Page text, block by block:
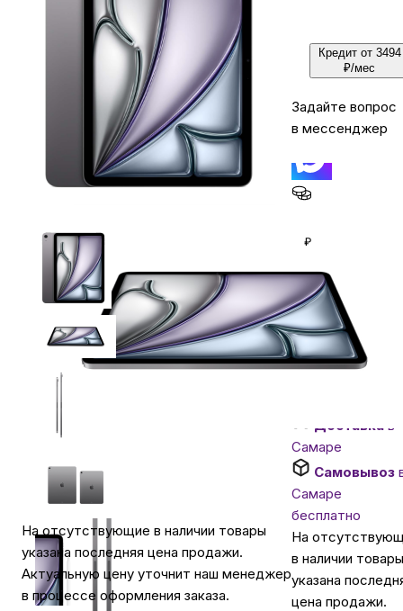
LEGO
Для домашних питомцев
Умный дом и безопасность
Автомобильные аксессуары
Подарочные сертификаты
Аудио
На отсутствующие в наличии товары
указана последняя цена продажи.
Актуальную цену уточнит наш менеджер
в процессе оформления заказа.
Кредит от 3494
₽/мес
Задайте вопрос
в мессенджер
₽
Нашли дешевле?
Хочу в подарок
Доставка в
Самаре
Самовывоз
Самаре
бесплатно
На
в наличии товары
указана
цена продажи.